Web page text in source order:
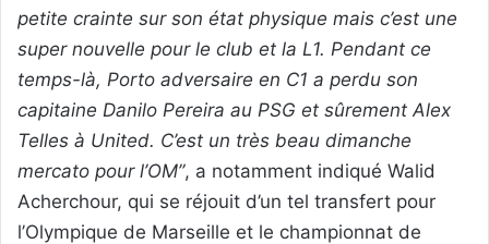
petite crainte sur son état physique mais c’est une
super nouvelle pour le club et la L1. Pendant ce
temps-là, Porto adversaire en C1 a perdu son
capitaine Danilo Pereira au PSG et sûrement Alex
Telles à United. C’est un très beau dimanche
mercato pour l’OM”, a notamment indiqué Walid
Acherchour, qui se réjouit d’un tel transfert pour
l’Olympique de Marseille et le championnat de